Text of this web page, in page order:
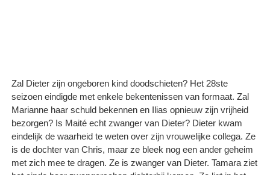
Zal Dieter zijn ongeboren kind doodschieten? Het 28ste
seizoen eindigde met enkele bekentenissen van formaat. Zal
Marianne haar schuld bekennen en Ilias opnieuw zijn vrijheid
bezorgen? Is Maité echt zwanger van Dieter? Dieter kwam
eindelijk de waarheid te weten over zijn vrouwelijke collega. Ze
is de dochter van Chris, maar ze bleek nog een ander geheim
met zich mee te dragen. Ze is zwanger van Dieter. Tamara ziet